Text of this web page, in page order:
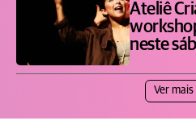
Ateliê
neste
Ver mais